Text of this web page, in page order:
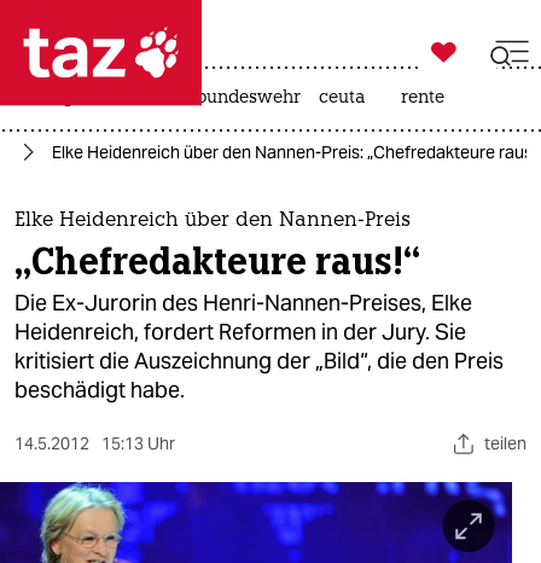
 taz zahl ich
taz zahl ich
themen
politik
öko
gesellschaft
kultur
sport
berlin

taz zahl ich
bundeswehr ceuta rente
Elke Heidenreich über den Nannen-Preis: „Chefredakteure raus!“
Elke Heidenreich über den Nannen-Preis
„Chefredakteure raus!“
Die Ex-Jurorin des Henri-Nannen-Preises, Elke
Heidenreich, fordert Reformen in der Jury. Sie
kritisiert die Auszeichnung der „Bild“, die den Preis
beschädigt habe.
14.5.2012 15:13 Uhr teilen